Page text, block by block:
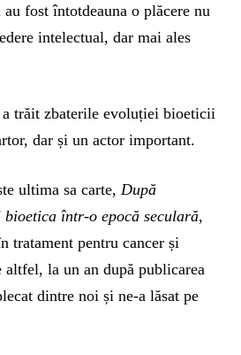
fost întotdeauna o plăcere nu
intelectual, dar mai ales
trăit zbaterile evoluției bioeticii
dar și un actor important.
ultima sa carte, După
bioetica într-o epocă seculară,
tratament pentru cancer și
altfel, la un an după publicarea
dintre noi și ne-a lăsat pe